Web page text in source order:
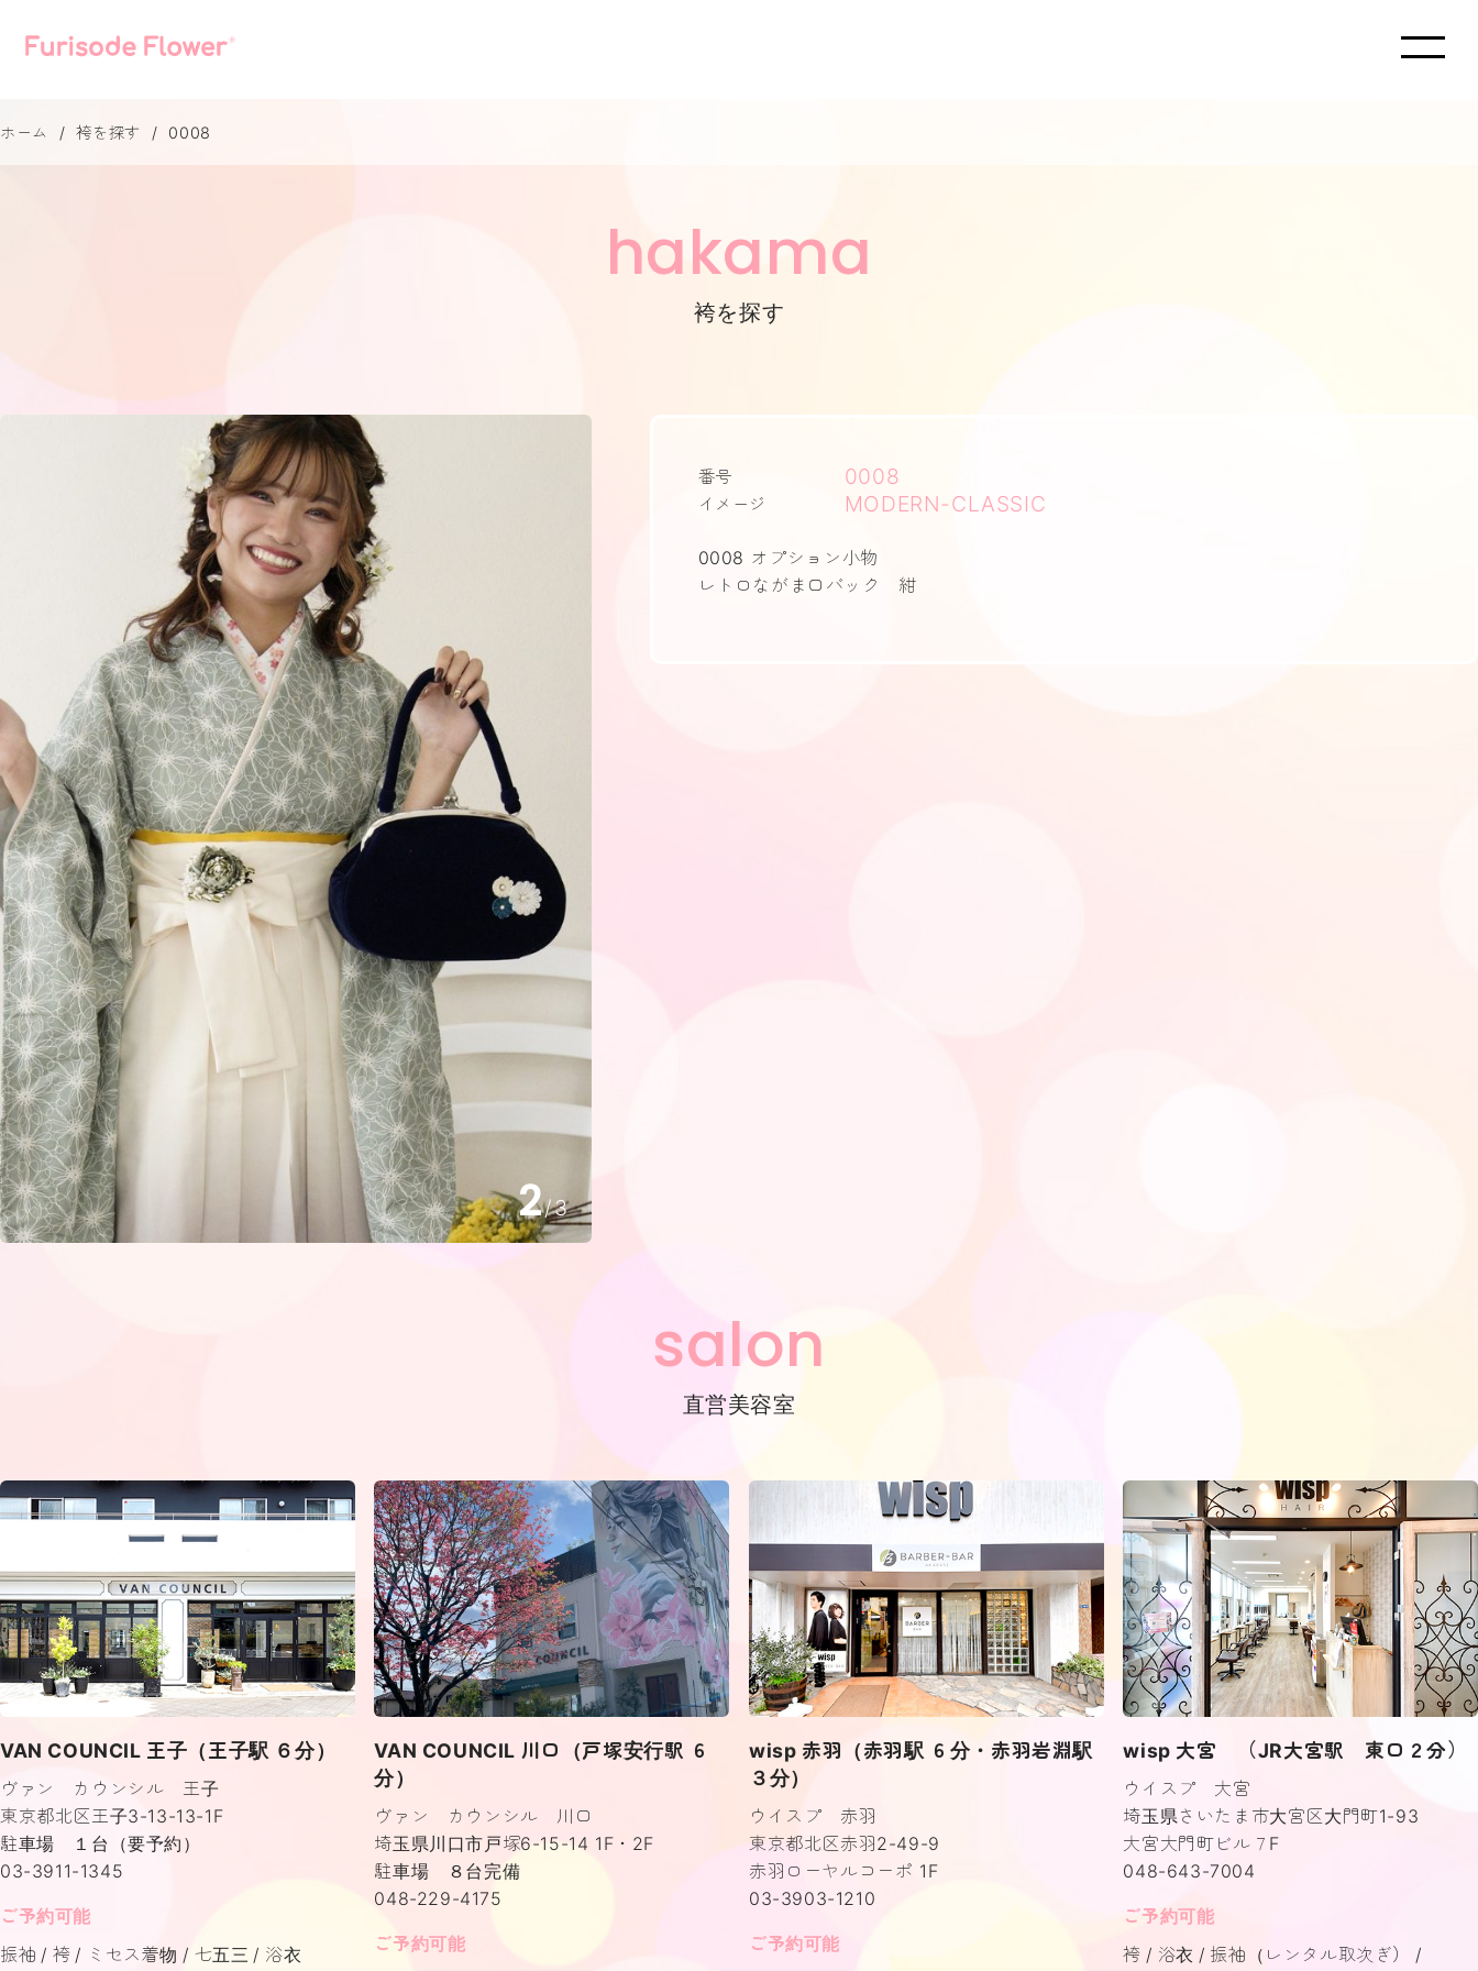
ホーム 袴を探す 0008
hakama
袴を探す
3/3
番号 0008
イメージ MODERN-CLASSIC
0008 オプション小物
レトロながま口バック 紺
salon
直営美容室
VAN COUNCIL 王子（王子駅 ６分）
ヴァン カウンシル 王子
東京都北区王子3-13-13-1F
駐車場 １台（要予約）
03-3911-1345
ご予約可能
振袖
袴 ミセス着物 七五三 浴衣
VAN COUNCIL 川口（戸塚安行駅 ６
分）
ヴァン カウンシル 川口
埼玉県川口市戸塚6-15-14 1F・2F
駐車場 ８台完備
048-229-4175
ご予約可能
wisp 赤羽（赤羽駅 ６分・赤羽岩淵駅
３分）
ウイスプ 赤羽
東京都北区赤羽2-49-9
赤羽ローヤルコーポ 1F
03-3903-1210
ご予約可能
wisp 大宮 （JR大宮駅 東口２分）
ウイスプ 大宮
埼玉県さいたま市大宮区大門町1-93
大宮大門町ビル７F
048-643-7004
ご予約可能
袴
浴衣 振袖（レンタル取次ぎ）